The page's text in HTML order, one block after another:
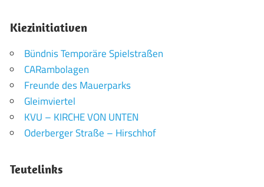
Kiezinitiativen
Bündnis Temporäre Spielstraßen
CARambolagen
Freunde des Mauerparks
Gleimviertel
KVU – KIRCHE VON UNTEN
Oderberger Straße – Hirschhof
Teutelinks